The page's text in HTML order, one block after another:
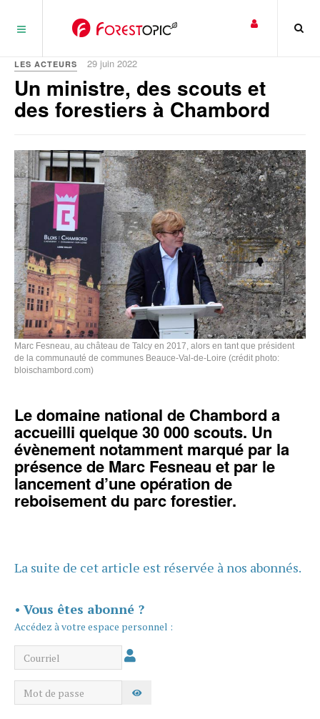
LES ACTEURS 29 juin 2022
Un ministre, des scouts et
des forestiers à Chambord
Marc Fesneau, au château de Talcy en 2017, alors en tant que président
de la communauté de communes Beauce-Val-de-Loire (crédit photo:
bloischambord.com)
Le domaine national de Chambord a
accueilli quelque 30 000 scouts. Un
évènement notamment marqué par la
présence de Marc Fesneau et par le
lancement d’une opération de
reboisement du parc forestier.
La suite de cet article est réservée à nos abonnés.
• Vous êtes abonné ?
Accédez à votre espace personnel :
Courriel
Mot de passe AFFICHER LE MOT DE PASSE